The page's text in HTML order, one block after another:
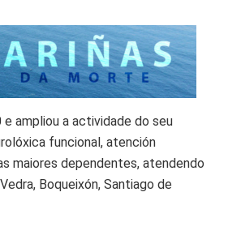
ampliou a actividade do seu
funcional, atención
maiores dependentes, atendendo
Boqueixón, Santiago de